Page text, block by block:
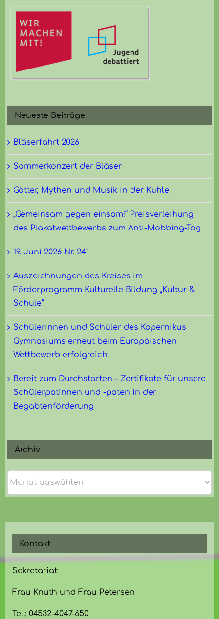
Kontakt:
Sekretariat:
Frau Knuth und Frau Petersen
Tel.: 04532-4047-650
Neueste Beiträge
Bläserfahrt 2026
Sommerkonzert der Bläser
Götter, Mythen und Musik in der Kuhle
„Gemeinsam gegen einsam!“ Preisverleihung
des Plakatwettbewerbs zum Anti-Mobbing-Tag
19. Juni 2026 Nr. 241
Auszeichnungen des Kreises im
Förderprogramm Kulturelle Bildung „Kultur &
Schule“
Schülerinnen und Schüler des Kopernikus
Gymnasiums erneut beim Europäischen
Wettbewerb erfolgreich
Bereit zum Durchstarten – Zertifikate für unsere
Schülerpatinnen und -paten in der
Begabtenförderung
Archiv
Archiv